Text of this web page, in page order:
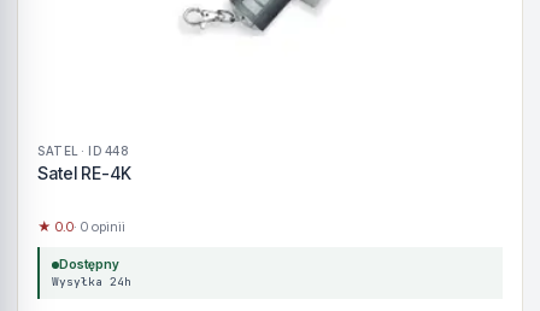
SATEL · ID 448
Satel RE-4K
★ 0.0· 0 opinii
Dostępny
Wysyłka 24h